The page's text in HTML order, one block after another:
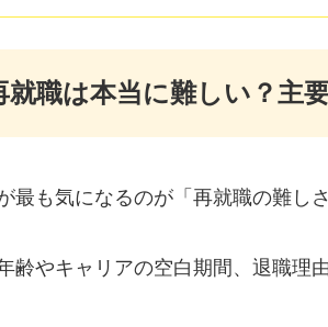
就職は本当に難しい？主
最も気になるのが「再就職の難しさ
齢やキャリアの空白期間、退職理